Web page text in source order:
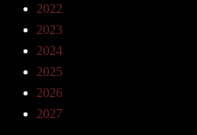
2022
2023
2024
2025
2026
2027